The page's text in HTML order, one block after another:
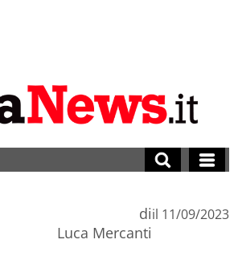
di
Luca Mercanti
il 11/09/2023